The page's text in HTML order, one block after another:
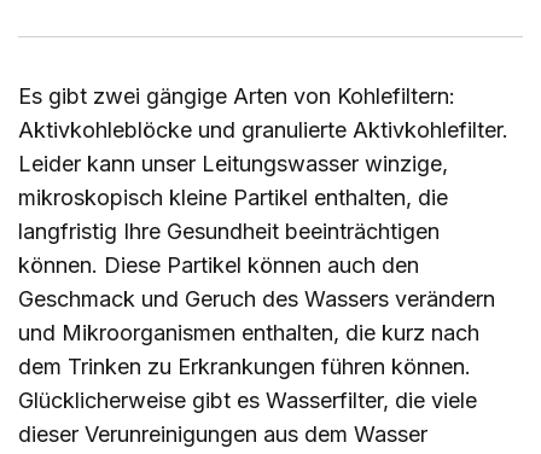
Es gibt zwei gängige Arten von Kohlefiltern:
Aktivkohleblöcke und granulierte Aktivkohlefilter.
Leider kann unser Leitungswasser winzige,
mikroskopisch kleine Partikel enthalten, die
langfristig Ihre Gesundheit beeinträchtigen
können. Diese Partikel können auch den
Geschmack und Geruch des Wassers verändern
und Mikroorganismen enthalten, die kurz nach
dem Trinken zu Erkrankungen führen können.
Glücklicherweise gibt es Wasserfilter, die viele
dieser Verunreinigungen aus dem Wasser